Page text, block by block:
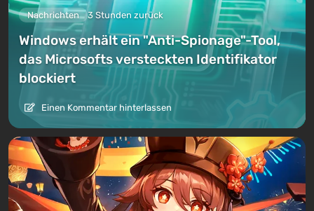
Nachrichten 3 Stunden zurück
Windows erhält ein "Anti-Spionage"-Tool,
das Microsofts versteckten Identifikator
blockiert
Einen Kommentar hinterlassen